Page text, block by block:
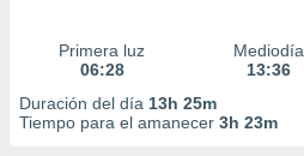
Primera luz
06:28
Mediodía
13:36
Duración del día 13h 25m
Tiempo para el amanecer 3h 23m